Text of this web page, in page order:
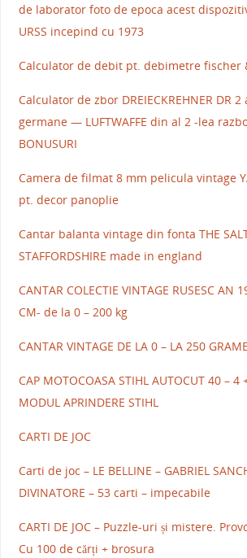
de laborator foto de epoca acest
URSS incepind cu 1973
Calculator de debit pt. debimetre fischer
Calculator de zbor DREIECKREHNER DR
germane — LUFTWAFFE din al 2 -lea
BONUSURI
Camera de filmat 8 mm pelicula vintage
pt. decor panoplie
Cantar balanta vintage din fonta THE
STAFFORDSHIRE made in england
CANTAR COLECTIE VINTAGE RUSESC AN
CM- de la 0 – 200 kg
CANTAR VINTAGE DE LA 0 – LA 250
CAP MOTOCOASA STIHL AUTOCUT 40 – 4
MODUL APRINDERE STIHL
CARTI DE JOC
Carti de joc – LE BELLINE – GABRIEL
DIVINATORE – 53 carti – impecabile
CARTI DE JOC – Puzzle-uri și mistere.
Cu 100 de cărți + brosura